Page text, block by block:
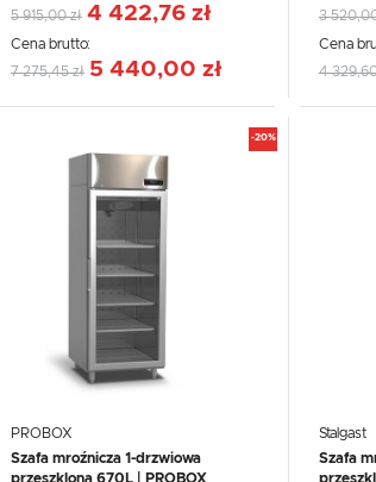
5 915,00 zł 4 422,76 zł
Cena brutto:
7 275,45 zł 5 440,00 zł
3
Cena
4
-20%
PROBOX
Szafa mroźnicza 1-drzwiowa
przeszklona 670L | PROBOX
Stalgast
Szafa